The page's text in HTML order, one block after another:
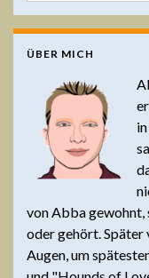
ÜBER MICH
von Abba gewohnt,
oder gehört. Später
Augen, um